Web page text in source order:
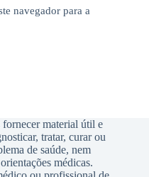
navegador para a
material útil e
tratar, curar ou
de saúde, nem
médicas.